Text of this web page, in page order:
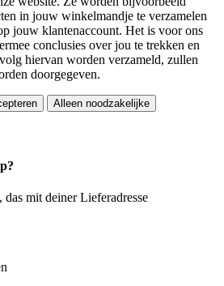
in jouw winkelmandje te verzamelen
jouw klantenaccount. Het is voor ons
conclusies over jou te trekken en
hiervan worden verzameld, zullen
doorgegeven.
Alleen noodzakelijke
, das mit deiner Lieferadresse